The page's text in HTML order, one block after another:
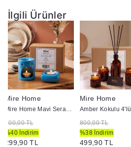
İlgili Ürünler
Mire Home
Mire Home Mavi Seramik Buhurdanlık ve Mumluk Seti
500,00 TL
%40 İndirim
299,90 TL
Mire Home
800,00 TL
%38 İndirim
499,90 TL